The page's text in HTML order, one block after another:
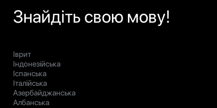
Знайдіть свою мову!
Іврит
Індонезійська
Іспанська
Італійська
Азербайджанська
Албанська